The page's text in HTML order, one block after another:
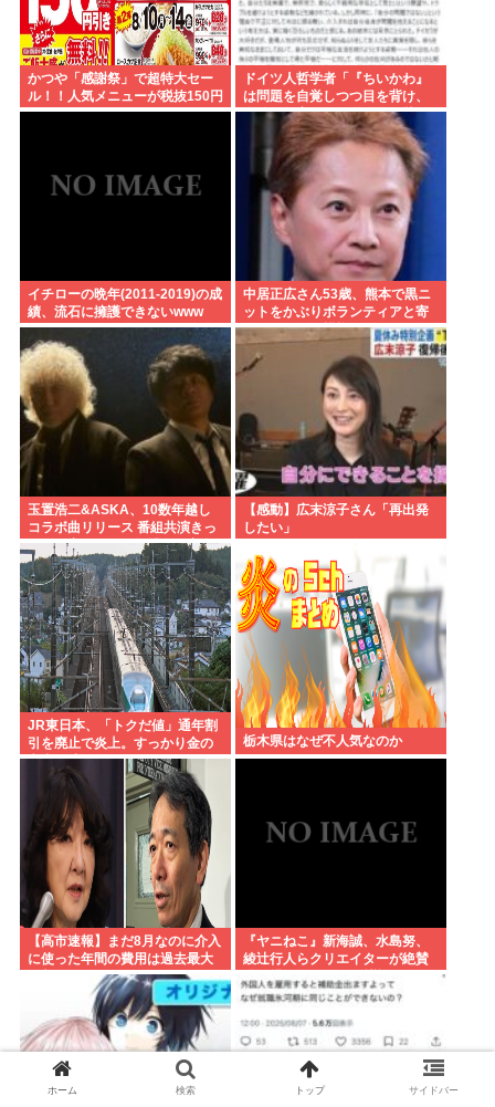
かつや「感謝祭」で超特大セー
ル！！人気メニューが税抜150円
引き！！！
ドイツ人哲学者「『ちいかわ』
は問題を自覚しつつ目を背け、
自分は無害という道徳的優越
感、堕落する国家日本そのもの
だ」
イチローの晩年(2011-2019)の成
績、流石に擁護できないwww
中居正広さん53歳、熊本で黒ニ
ットをかぶりボランティアと寄
付をしている模様
玉置浩二&ASKA、10数年越し
コラボ曲リリース 番組共演きっ
かけで実現…同い年盟友の完全
合作
【感動】広末涼子さん「再出発
したい」
JR東日本、「トクだ値」通年割
引を廃止で炎上。すっかり金の
亡者と成り下がったな
栃木県はなぜ不人気なのか
【高市速報】まだ8月なのに介入
に使った年間の費用は過去最大
『ヤニねこ』新海誠、水島努、
綾辻行人らクリエイターが絶賛
過激描写はBPOでも議論に
ホーム 検索 トップ サイドバー